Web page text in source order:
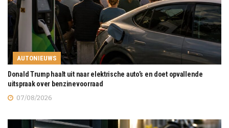
AUTONIEUWS
Donald Trump haalt uit naar elektrische auto’s en doet opvallende
uitspraak over benzinevoorraad
07/08/2026